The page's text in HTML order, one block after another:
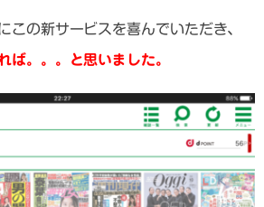
この新サービスを喜んでいただき、
ば。。。と思いました。